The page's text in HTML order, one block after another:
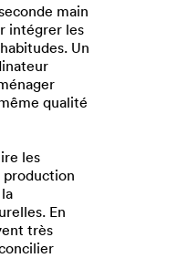
main
intégrer les
Un
qualité
les
production
En
très